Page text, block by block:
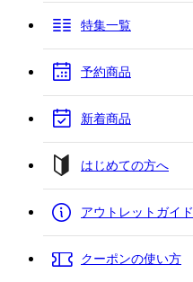
特集一覧
予約商品
新着商品
はじめての方へ
アウトレットガイド
クーポンの使い方